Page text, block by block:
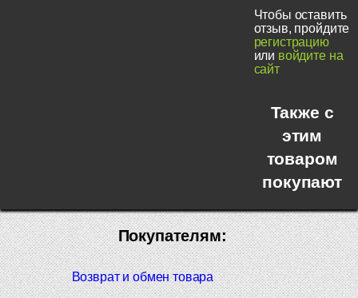
Чтобы оставить
отзыв, пройдите
регистрацию
или войдите на
сайт
Также с
этим
товаром
покупают
Покупателям:
Возврат и обмен товара